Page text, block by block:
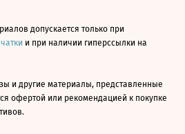
допускается только при
и при наличии гиперссылки на
и другие материалы, представленные
офертой или рекомендацией к покупке